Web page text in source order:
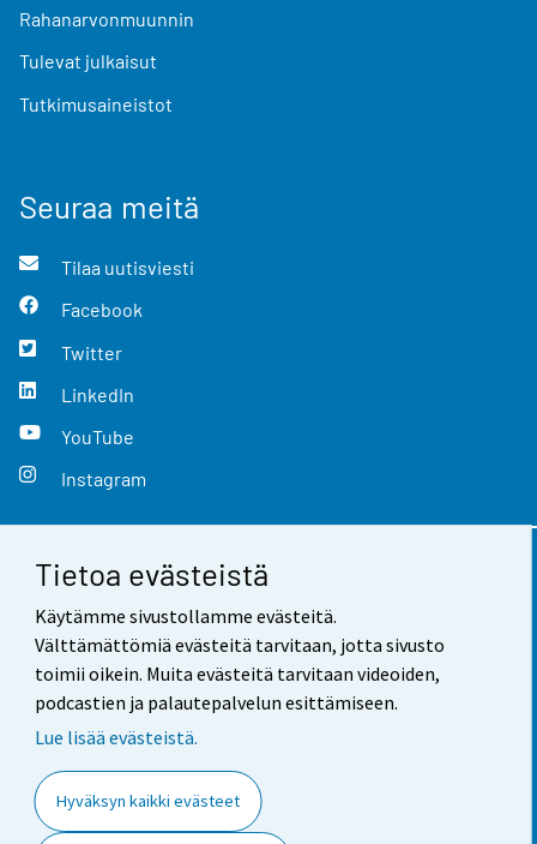
Tietoa evästeistä
Käytämme sivustollamme evästeitä.
Välttämättömiä evästeitä tarvitaan, jotta sivusto
toimii oikein. Muita evästeitä tarvitaan videoiden,
podcastien ja palautepalvelun esittämiseen.
Lue lisää evästeistä.
Hyväksyn kaikki evästeet
Rahanarvonmuunnin
Tulevat julkaisut
Tutkimusaineistot
Seuraa meitä
Tilaa uutisviesti
Facebook
Twitter
LinkedIn
YouTube
Instagram
Yhteystiedot
Palaute
Käyttöehdot
Saavutettavuus
Tietoa sivustosta